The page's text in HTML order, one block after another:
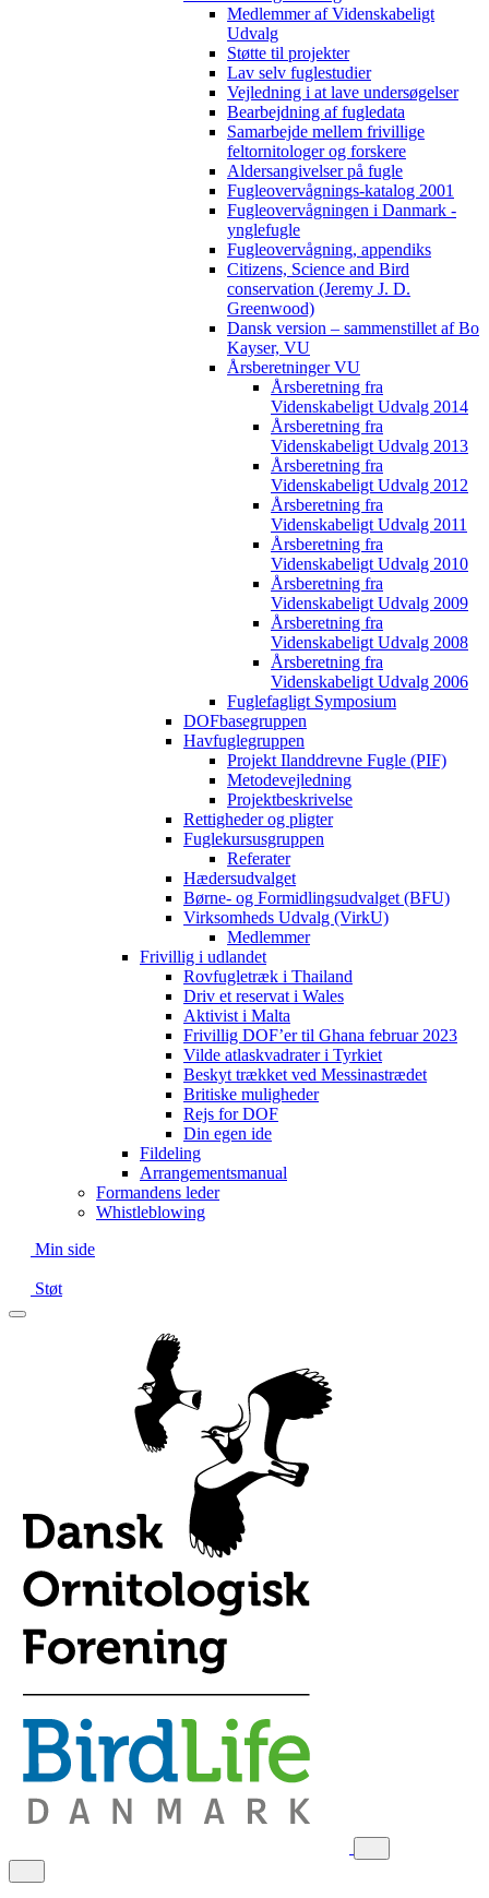
Medlemmer af Videnskabeligt
Udvalg
Støtte til projekter
Lav selv fuglestudier
Vejledning i at lave undersøgelser
Bearbejdning af fugledata
Samarbejde mellem frivillige
feltornitologer og forskere
Aldersangivelser på fugle
Fugleovervågnings-katalog 2001
Fugleovervågningen i Danmark -
ynglefugle
Fugleovervågning, appendiks
Citizens, Science and Bird
conservation (Jeremy J. D.
Greenwood)
Dansk version – sammenstillet af Bo
Kayser, VU
Årsberetninger VU
Årsberetning fra
Videnskabeligt Udvalg 2014
Årsberetning fra
Videnskabeligt Udvalg 2013
Årsberetning fra
Videnskabeligt Udvalg 2012
Årsberetning fra
Videnskabeligt Udvalg 2011
Årsberetning fra
Videnskabeligt Udvalg 2010
Årsberetning fra
Videnskabeligt Udvalg 2009
Årsberetning fra
Videnskabeligt Udvalg 2008
Årsberetning fra
Videnskabeligt Udvalg 2006
Fuglefagligt Symposium
DOFbasegruppen
Havfuglegruppen
Projekt Ilanddrevne Fugle (PIF)
Metodevejledning
Projektbeskrivelse
Rettigheder og pligter
Fuglekursusgruppen
Referater
Hædersudvalget
Børne- og Formidlingsudvalget (BFU)
Virksomheds Udvalg (VirkU)
Medlemmer
Frivillig i udlandet
Rovfugletræk i Thailand
Driv et reservat i Wales
Aktivist i Malta
Frivillig DOF’er til Ghana februar 2023
Vilde atlaskvadrater i Tyrkiet
Beskyt trækket ved Messinastrædet
Britiske muligheder
Rejs for DOF
Din egen ide
Fildeling
Arrangementsmanual
Formandens leder
Whistleblowing
Min side
Støt